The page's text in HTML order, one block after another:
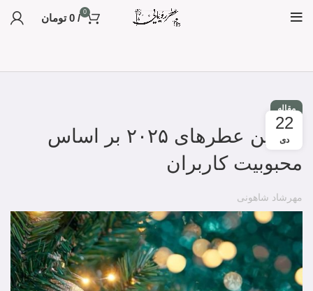
0
/
0 تومان
مقاله
برترین عطرهای ۲۰۲۵ بر اساس
محبوبیت کاربران
مهرشاد شاهونی
22
دی